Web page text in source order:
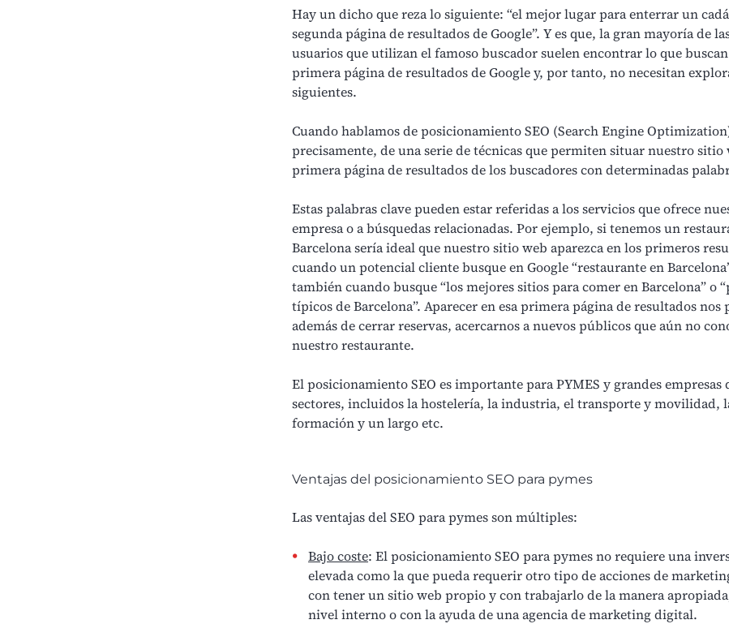
Hay un dicho que reza lo siguiente: “el mejor lugar para enterrar un
segunda página de resultados de Google”. Y es que, la gran mayoría de
usuarios que utilizan el famoso buscador suelen encontrar lo que
primera página de resultados de Google y, por tanto, no necesitan
siguientes.
Cuando hablamos de posicionamiento SEO (Search Engine
precisamente, de una serie de técnicas que permiten situar nuestro sitio
primera página de resultados de los buscadores con determinadas
Estas palabras clave pueden estar referidas a los servicios que ofrece
empresa o a búsquedas relacionadas. Por ejemplo, si tenemos un
Barcelona sería ideal que nuestro sitio web aparezca en los primeros
cuando un potencial cliente busque en Google “restaurante en
también cuando busque “los mejores sitios para comer en Barcelona” o
típicos de Barcelona”. Aparecer en esa primera página de resultados
además de cerrar reservas, acercarnos a nuevos públicos que aún no
nuestro restaurante.
El posicionamiento SEO es importante para PYMES y grandes empresas
sectores, incluidos lahostelería, laindustria, eltransporteymovilidad,
formación y un largo etc.
Ventajas del posicionamiento SEO para pymes
Las ventajas del SEO para pymes son múltiples:
Bajo coste: El posicionamiento SEO para pymes no requiere una
elevada como la que pueda requerir otro tipo de acciones de
con tener un sitio web propio y con trabajarlo de la manera
nivel interno o con la ayuda de una agencia de marketing digital.